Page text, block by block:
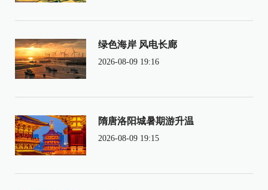
绿色海岸 风电长廊
2026-08-09 19:16
隋唐洛阳城暑期游升温
2026-08-09 19:15